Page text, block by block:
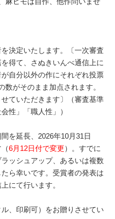
決定いたします。〔一次審査
得て、さぬきいんべ通信上に
自分以外の作にそれぞれ投票
数がそのまま加点されます。
ていただきます〕（審査基準
性」「職人性」）
を延長、2026年10月31日
6月12日付で変更）。すでに
ッシュアップ、あるいは複数
ら幸いです。受賞者の発表は
にて行います。
、印刷可）をお贈りさせてい